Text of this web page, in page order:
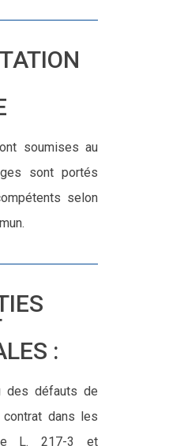
soumises au
sont portés
selon
:
des défauts de
dans les
L. 217-3 et